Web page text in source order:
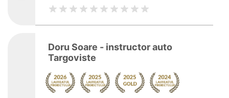
Doru Soare - instructor auto
Targoviste